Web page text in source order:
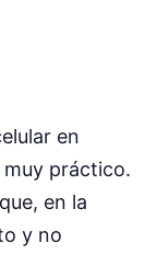
en
muy práctico.
en la
y no